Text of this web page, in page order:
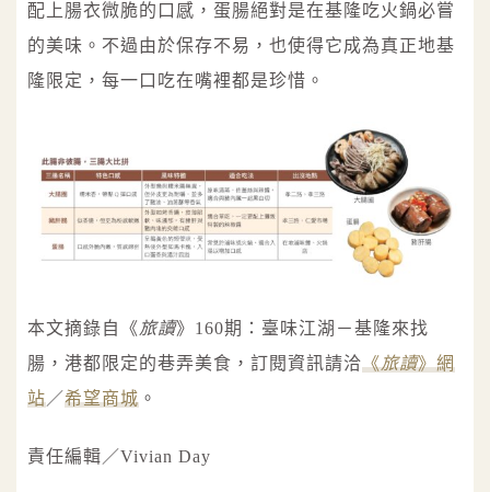
配上腸衣微脆的口感，蛋腸絕對是在基隆吃火鍋必嘗
的美味。不過由於保存不易，也使得它成為真正地基
隆限定，每一口吃在嘴裡都是珍惜。
本文摘錄自《旅讀》160期：臺味江湖－基隆來找
腸，港都限定的巷弄美食，訂閱資訊請洽《旅讀》網
站／希望商城 。
責任編輯／Vivian Day